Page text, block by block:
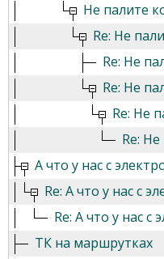
Не палите
Re: Не
Re: Не
Re: Не
Re: Не
Re:
А что у нас с
Re: А что у нас с
Re: А что у нас
ТК на маршрутках